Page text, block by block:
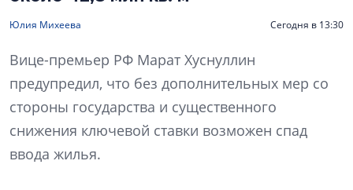
Юлия Михеева Сегодня в 13:30
Вице-премьер РФ Марат Хуснуллин
предупредил, что без дополнительных мер со
стороны государства и существенного
снижения ключевой ставки возможен спад
ввода жилья.